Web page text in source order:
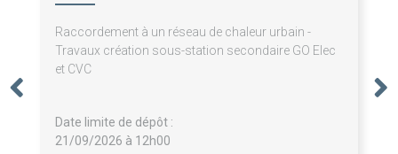
Raccordement à un réseau de chaleur urbain -
Travaux création sous-station secondaire GO Elec
et CVC
Date limite de dépôt :
21/09/2026 à 12h00